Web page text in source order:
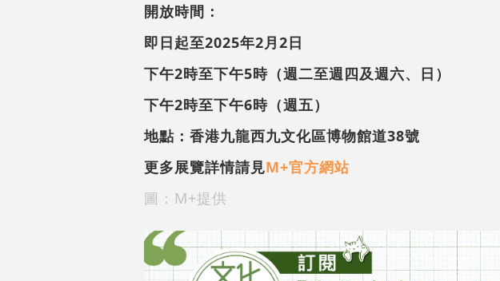
開放時間：
即日起至2025年2月2日
下午2時至下午5時（週二至週四及週六、日）
下午2時至下午6時（週五）
地點：香港九龍西九文化區博物館道38號
更多展覽詳情請見M+官方網站
圖：M+提供